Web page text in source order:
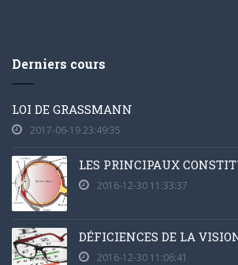
Derniers cours
LOI DE GRASSMANN
2017-06-19 23:49:35
LES PRINCIPAUX
2016-12-30 11:33:37
DÉFICIENCES DE LA
2016-12-30 11:06:41